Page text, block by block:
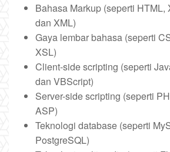
Bahasa Markup (seperti HTML,
dan XML)
Gaya lembar bahasa (seperti
XSL)
Client-side scripting (seperti
dan VBScript)
Server-side scripting (seperti
ASP)
Teknologi database (seperti
PostgreSQL)